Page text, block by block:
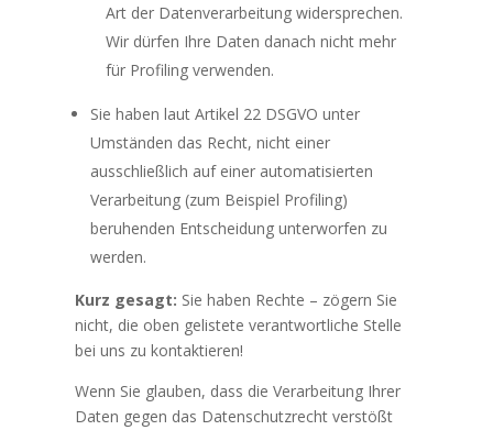
Art der Datenverarbeitung widersprechen.
Wir dürfen Ihre Daten danach nicht mehr
für Profiling verwenden.
Sie haben laut Artikel 22 DSGVO unter
Umständen das Recht, nicht einer
ausschließlich auf einer automatisierten
Verarbeitung (zum Beispiel Profiling)
beruhenden Entscheidung unterworfen zu
werden.
Kurz gesagt: Sie haben Rechte – zögern Sie
nicht, die oben gelistete verantwortliche Stelle
bei uns zu kontaktieren!
Wenn Sie glauben, dass die Verarbeitung Ihrer
Daten gegen das Datenschutzrecht verstößt